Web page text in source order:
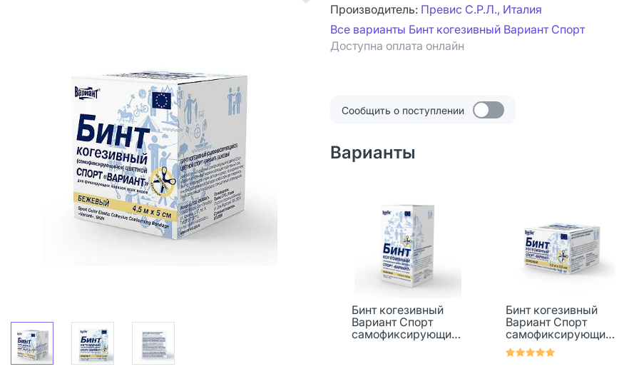
Производитель: Превис С.Р.Л., Италия
Все варианты Бинт когезивный Вариант Спорт
Доступна оплата онлайн
Сообщить о поступлении
Варианты
Бинт когезивный
Вариант Спорт
самофиксирующийс
Бинт когезивный
Вариант Спорт
самофиксирующийс
я бежевый 4,5 м х
2,5 см 1 шт